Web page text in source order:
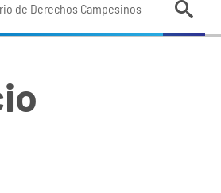
de Derechos Campesinos